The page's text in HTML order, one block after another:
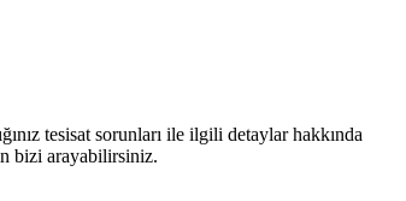
tesisat sorunları ile ilgili detaylar hakkında
bizi arayabilirsiniz.